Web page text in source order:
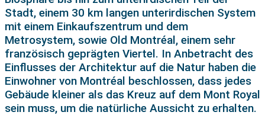
Stadt, einem 30 km langen unterirdischen System
mit einem Einkaufszentrum und dem
Metrosystem, sowie Old Montréal, einem sehr
französisch geprägten Viertel. In Anbetracht des
Einflusses der Architektur auf die Natur haben die
Einwohner von Montréal beschlossen, dass jedes
Gebäude kleiner als das Kreuz auf dem Mont Royal
sein muss, um die natürliche Aussicht zu erhalten.